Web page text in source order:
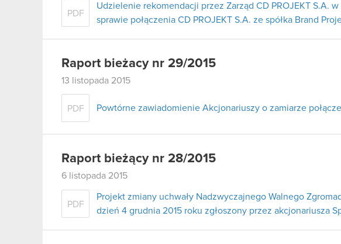
PDF
Udzielenie rekomendacji przez Zarząd CD PROJEKT S.A.
sprawie połączenia CD PROJEKT S.A. ze spółka Brand
Raport bieżacy nr 29/2015
13 listopada 2015
PDF Powtórne zawiadomienie Akcjonariuszy o zamiarze
Raport bieżący nr 28/2015
6 listopada 2015
PDF
Projekt zmiany uchwały Nadzwyczajnego Walnego
dzień 4 grudnia 2015 roku zgłoszony przez akcjonariusza